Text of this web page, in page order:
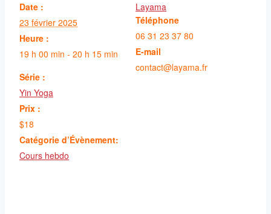
Date :
23 février 2025
Heure :
19 h 00 min - 20 h 15 min
Série :
Yin Yoga
Prix :
$18
Catégorie d’Évènement:
Cours hebdo
Layama
Téléphone
06 31 23 37 80
E-mail
contact@layama.fr